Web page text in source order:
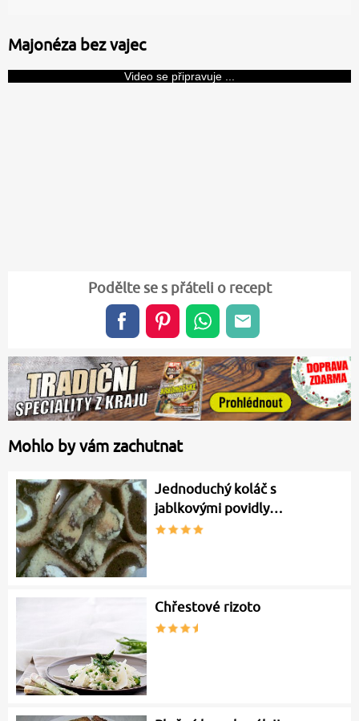
Majonéza bez vajec
Video se připravuje ...
Podělte se s přáteli o recept
Mohlo by vám zachutnat
Jednoduchý koláč s
jablkovými povidly…
Chřestové rizoto